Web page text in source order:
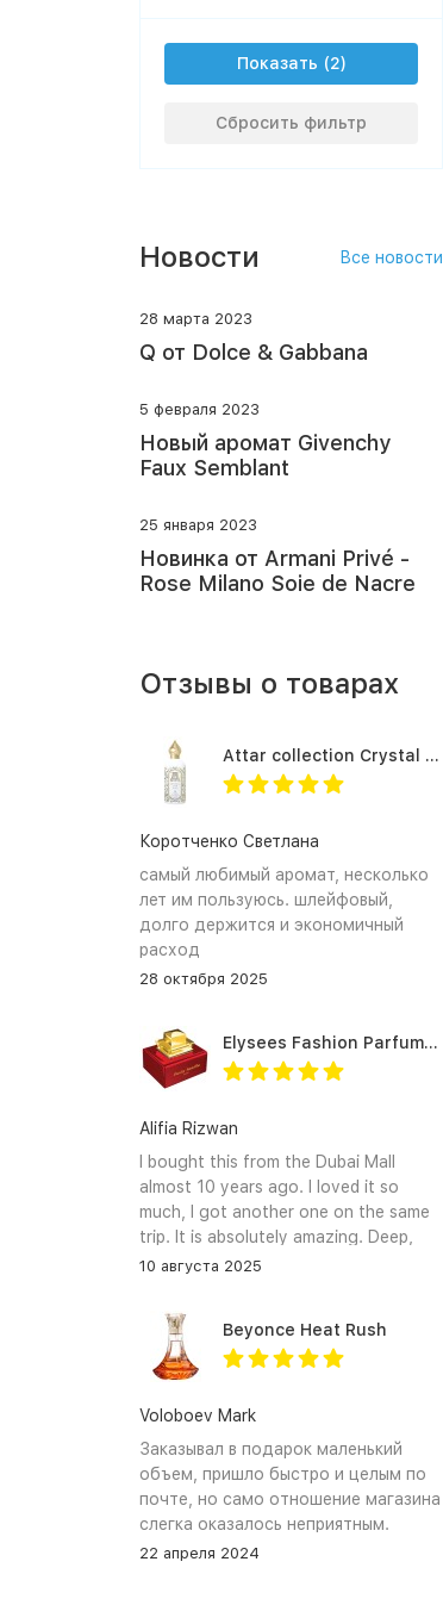
Показать
Сбросить фильтр
Новости Все новости
28 марта 2023
Q от Dolce & Gabbana
5 февраля 2023
Новый аромат Givenchy
Faux Semblant
25 января 2023
Новинка от Armani Privé -
Rose Milano Soie de Nacre
Отзывы о товарах
Attar collection Crystal love for her
Коротченко Светлана
самый любимый аромат, несколько
лет им пользуюсь. шлейфовый,
долго держится и экономичный
расход
28 октября 2025
Elysees Fashion Parfums Purity Vanilla
Alifia Rizwan
I bought this from the Dubai Mall
almost 10 years ago. I loved it so
much, I got another one on the same
trip. It is absolutely amazing. Deep,
enchanting notes that linger on the
find it again.
10 августа 2025
Beyonce Heat Rush
Voloboev Mark
Заказывал в подарок маленький
объем, пришло быстро и целым по
почте, но само отношение магазина
слегка оказалось неприятным.
Сначала обещали связться, но
22 апреля 2024